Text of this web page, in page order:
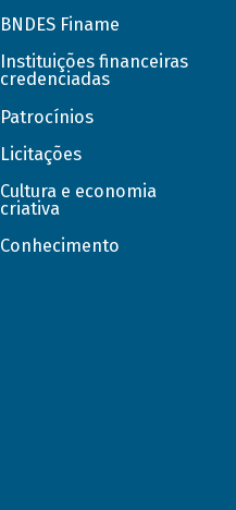
BNDES Finame
Instituições financeiras
credenciadas
Patrocínios
Licitações
Cultura e economia
criativa
Conhecimento